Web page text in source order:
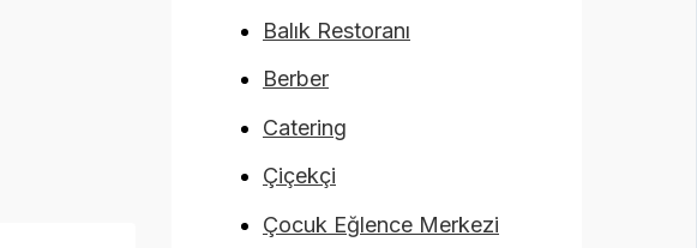
Balık Restoranı
Berber
Catering
Çiçekçi
Çocuk Eğlence Merkezi